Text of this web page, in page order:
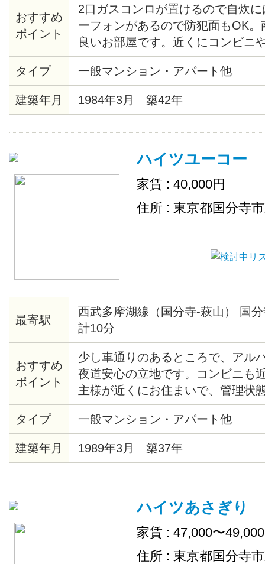
おすすめ
ポイント
2口ガスコンロが置けるので自炊
ーフォンがあるので防犯面もOK
良いお部屋です。近くにコンビニ
ます。静かな環境で勉強したい方
んがとても優しく迎えてくれます
お部屋です。
タイプ 一般マンション・アパート他
建築年月 1984年3月 築42年
ハイツユーコー
家賃 : 40,000円
住所 : 東京都国分寺
最寄駅
西武多摩湖線（国分寺-萩山） 国
計10分
おすすめ
ポイント
少し車通りのあるところで、アル
夜道安心の立地です。コンビニも
主様が近くにお住まいで、管理状
ても気さくな明るい家主様ですの
い頂ける物件です。
タイプ 一般マンション・アパート他
建築年月 1989年3月 築37年
ハイツあさぎり
家賃 : 47,000〜
住所 : 東京都国分寺